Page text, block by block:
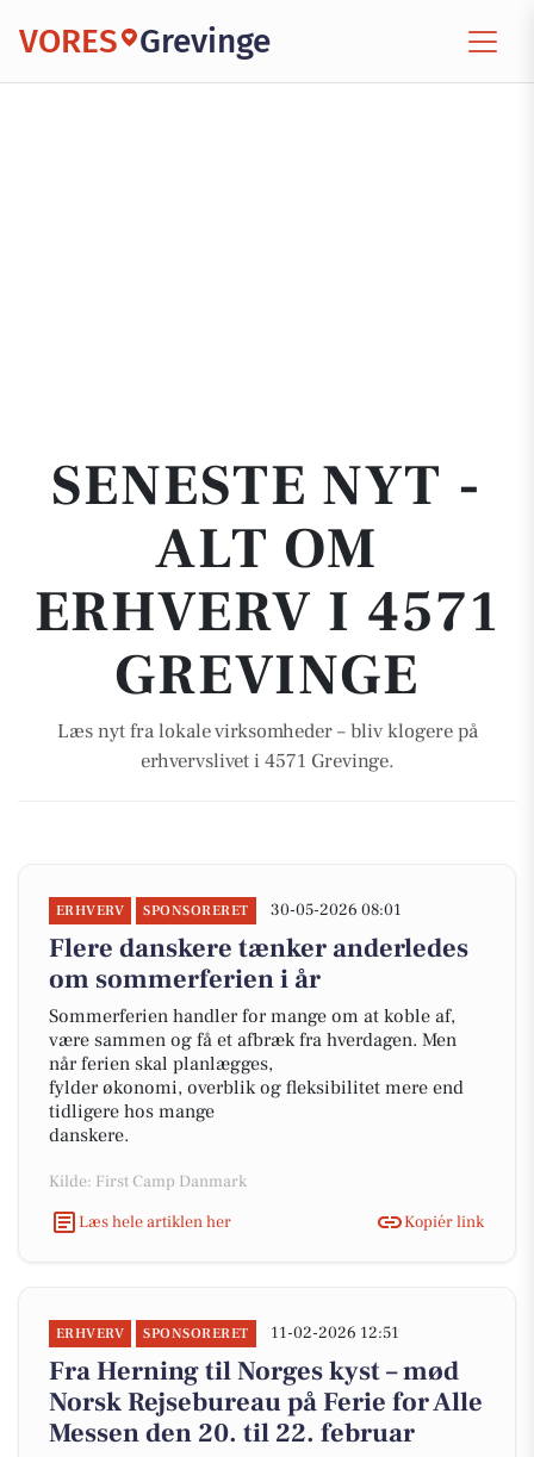
VORES Grevinge
SENESTE NYT -
ALT OM
ERHVERV I 4571
GREVINGE
Læs nyt fra lokale virksomheder – bliv klogere på
erhvervslivet i 4571 Grevinge.
ERHVERV SPONSORERET 30-05-2026 08:01
Flere danskere tænker anderledes
om sommerferien i år
Sommerferien handler for mange om at koble af,
være sammen og få et afbræk fra hverdagen. Men
når ferien skal planlægges,
fylder økonomi, overblik og fleksibilitet mere end
tidligere hos mange
danskere.
Kilde: First Camp Danmark
Læs hele artiklen her
Kopiér link
ERHVERV SPONSORERET 11-02-2026 12:51
Fra Herning til Norges kyst – mød
Norsk Rejsebureau på Ferie for Alle
Messen den 20. til 22. februar